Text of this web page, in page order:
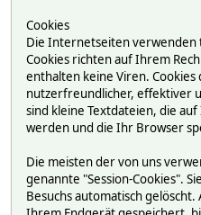
Cookies
Die Internetseiten verwenden
Cookies richten auf Ihrem
enthalten keine Viren.
nutzerfreundlicher, effektiver
sind kleine Textdateien, die
werden und die Ihr Browser
Die meisten der von uns
genannte "Session-Cookies".
Besuchs automatisch